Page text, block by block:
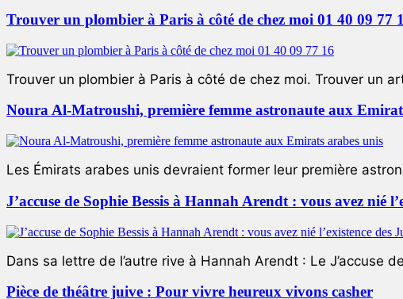
Trouver un plombier à Paris à côté de chez moi 01 40 09 77
Trouver un plombier à Paris à côté de chez moi. Trouver un
Noura Al-Matroushi, première femme astronaute aux
Les Émirats arabes unis devraient former leur première
J’accuse de Sophie Bessis à Hannah Arendt : vous avez nié
Dans sa lettre de l’autre rive à Hannah Arendt : Le J’accuse
Pièce de théâtre juive : Pour vivre heureux vivons casher